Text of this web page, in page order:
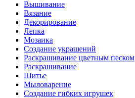
Вышивание
Вязание
Декорирование
Лепка
Мозаика
Создание украшений
Раскрашивание цветным песком
Раскрашивание
Шитье
Мыловарение
Создание гибких игрушек